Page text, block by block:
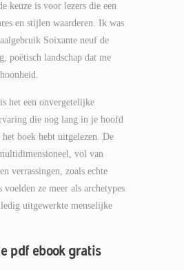
keuze is voor lezers die een
en stijlen waarderen. Ik was
Soixante neuf de
poëtisch landschap dat me
het een onvergetelijke
die nog lang in je hoofd
het boek hebt uitgelezen. De
vol van
verrassingen, zoals echte
voelden ze meer als archetypes
uitgewerkte menselijke
pdf ebook gratis